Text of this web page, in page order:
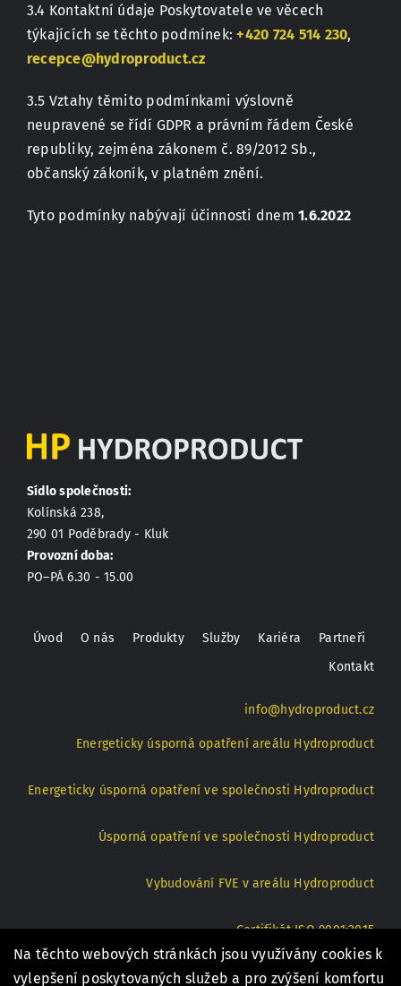
3.4 Kontaktní údaje Poskytovatele ve věcech
týkajících se těchto podmínek:+420 724 514 230,
recepce@hydroproduct.cz
3.5 Vztahy těmito podmínkami výslovně
neupravené se řídí GDPR a právním řádem České
republiky, zejména zákonem č. 89/2012 Sb.,
občanský zákoník, v platném znění.
Tyto podmínky nabývají účinnosti dnem1.6.2022
Sídlo společnosti:
Kolínská 238,
290 01 Poděbrady - Kluk
Provozní doba:
PO–PÁ 6.30 - 15.00
Úvod O nás Produkty Služby Kariéra
Partneři
Kontakt
info@hydroproduct.cz
Energeticky úsporná opatření areálu Hydroproduct
Energeticky úsporná opatření ve společnosti Hydroproduct
Úsporná opatření ve společnosti Hydroproduct
Vybudování FVE v areálu Hydroproduct
Certifikát ISO 9001:2015
Rozšíření spolupráce školy a společnosti Hydroproduct
Na těchto webových stránkách jsou využívány cookies k
vylepšení poskytovaných služeb a pro zvýšení komfortu